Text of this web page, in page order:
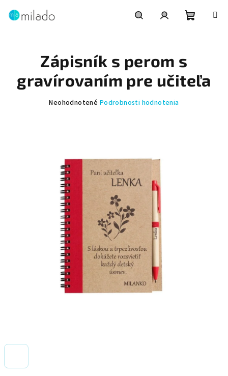
Zápisník s perom s
gravírovaním pre učiteľa
Priemerné
hviezdičiek.
Neohodnotené Podrobnosti hodnotenia